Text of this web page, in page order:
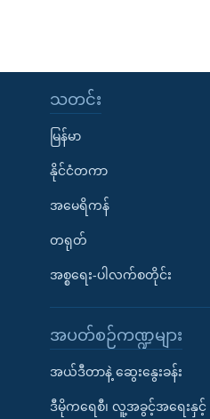
သတင်း
မြန်မာ
နိုင်ငံတကာ
အမေရိကန်
တရုတ်
အစ္စရေး-ပါလက်စတိုင်း
အပတ်စဉ်ကဏ္ဍများ
အယ်ဒီတာနဲ့ ဆွေးနွေးခန်း
ဒီမိုကရေစီ၊ လူ့အခွင့်အရေးနှင့်